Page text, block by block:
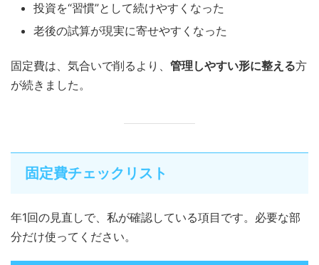
投資を“習慣”として続けやすくなった
老後の試算が現実に寄せやすくなった
固定費は、気合いで削るより、 管理しやすい形に整える方
が続きました。
固定費チェックリスト
年1回の見直しで、私が確認している項目です。必要な部
分だけ使ってください。